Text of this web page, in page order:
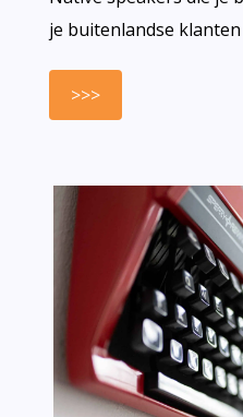
je buitenlandse
>>>